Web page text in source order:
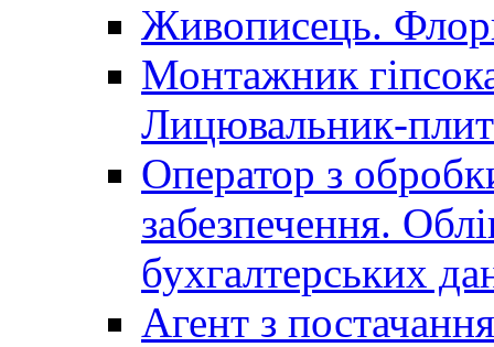
Живописець.
Монтажник
Лицювальник-
Оператор з
забезпечення.
бухгалтерських
Агент з